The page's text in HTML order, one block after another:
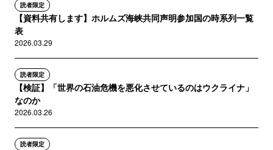
読者限定
【資料共有します】ホルムズ海峡共同声明参加国の時系列一覧
表
2026.03.29
読者限定
【検証】「世界の石油危機を悪化させているのはウクライナ」
なのか
2026.03.26
読者限定